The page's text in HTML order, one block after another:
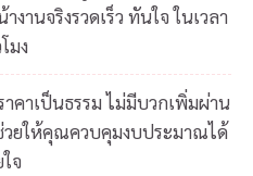
งานจริงรวดเร็ว ทันใจ ในเวลา
มง
าคาเป็นธรรม ไม่มีบวกเพิ่มผ่าน
วยให้คุณควบคุมงบประมาณได้
จ